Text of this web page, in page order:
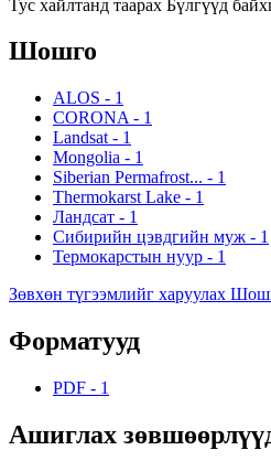
Тус хайлтанд таарах Бүлгүүд
Шошго
ALOS - 1
CORONA - 1
Landsat - 1
Mongolia - 1
Siberian Permafrost... - 1
Thermokarst Lake - 1
Ландсат - 1
Сибирийн цэвдгийн муж - 1
Термокарстын нуур - 1
Зөвхөн түгээмлийг харуулах
Форматууд
PDF - 1
Ашиглах